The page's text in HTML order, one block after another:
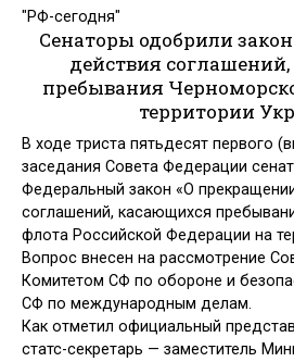
"РФ-сегодня"
Сенаторы одобрили
действия
пребывания
территории
В ходе триста пятьдесят первого
заседания Совета Федерации
Федеральный закон «О
соглашений, касающихся
флота Российской Федерации на
Вопрос внесен на рассмотрение
Комитетом СФ по обороне и
СФ по международным делам.
Как отметил официальный
статс-секретарь — заместитель